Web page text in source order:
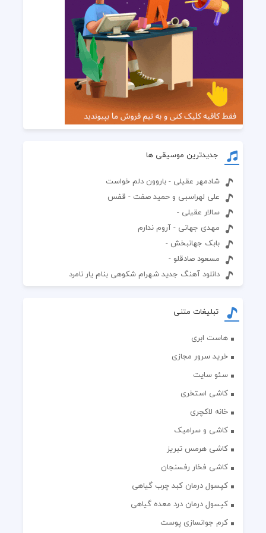
جدیدترین موسیقی ها
شادمهر عقیلی - باروون دلم خواست
علی لهراسبی و حمید صفت - قفس
سالار عقیلی -
مهدی جهانی - آروم ندارم
بابک جهانبخش -
مسعود صادقلو -
دانلود آهنگ جدید شهرام شکوهی بنام یار نامرد
تبلیغات متنی
هاست ابری
خرید سرور مجازی
سئو سایت
کاشی استخری
خانه لاکچری
کاشی و سرامیک
کاشی هرمس تبریز
کاشی فخار رفسنجان
کپسول درمان کبد چرب گیاهی
کپسول درمان درد معده گیاهی
کرم جوانسازی پوست